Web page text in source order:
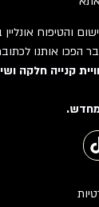
והטיפוח
הפכו אותנו
קנייה חלקה